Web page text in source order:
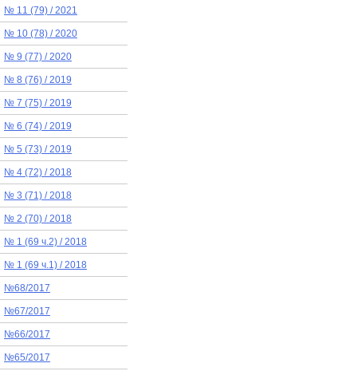
№ 11 (79) / 2021
№ 10 (78) / 2020
№ 9 (77) / 2020
№ 8 (76) / 2019
№ 7 (75) / 2019
№ 6 (74) / 2019
№ 5 (73) / 2019
№ 4 (72) / 2018
№ 3 (71) / 2018
№ 2 (70) / 2018
№ 1 (69 ч.2) / 2018
№ 1 (69 ч.1) / 2018
№68/2017
№67/2017
№66/2017
№65/2017